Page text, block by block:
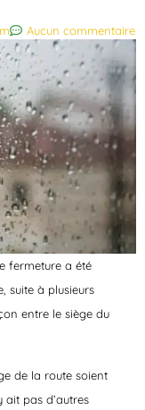
Aucun commentaire
fermeture a été
suite à plusieurs
entre le siège du
de la route soient
ait pas d’autres